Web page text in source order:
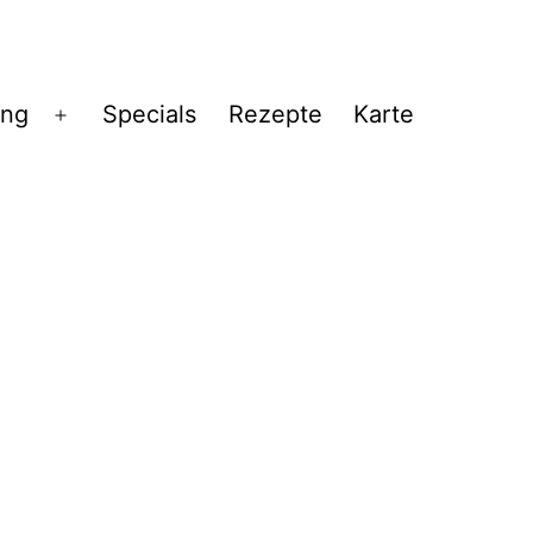
Menü
Specials Rezepte Karte